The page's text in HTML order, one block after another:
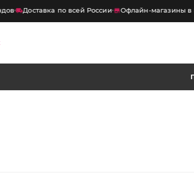
Доставка по всей России Офлайн-магазины в